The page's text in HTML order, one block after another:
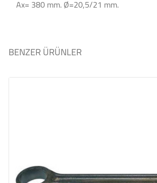
Ax= 380 mm. Ø=20,5/21 mm.
BENZER ÜRÜNLER